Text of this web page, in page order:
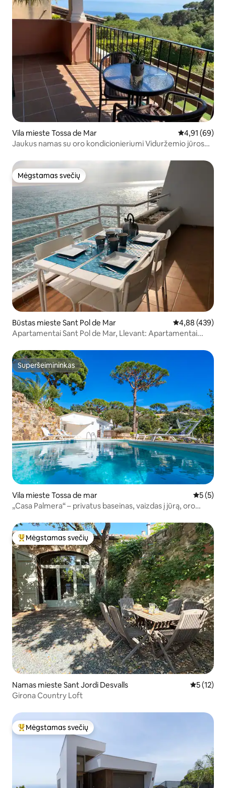
Vila mieste Tossa de Mar Vidutinis
4,91 (69)
Jaukus namas su oro kondicionieriumi Viduržemio jūros
Mėgstamas svečių
Mėgstamas svečių
Būstas mieste Sant Pol de Mar Vidutinis
4,88 (439)
Apartamentai Sant Pol de Mar, Llevant: Apartamentai...
Superšeimininkas
Superšeimininkas
Vila mieste Tossa de mar Vidutinis
5 (5)
„Casa Palmera“ – privatus baseinas, vaizdas į jūrą, oro
Svečių mėgstamiausias
Mėgstamas svečių
Namas mieste Sant Jordi Desvalls Vidutinis
5 (12)
Girona Country Loft
Svečių mėgstamiausias
Mėgstamas svečių